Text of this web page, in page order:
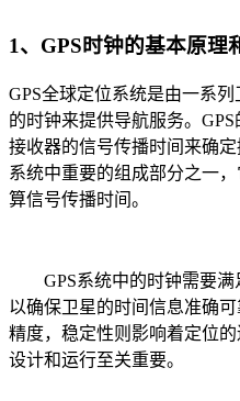
1、GPS时钟的基本原理
GPS全球定位系统是由一系
的时钟来提供导航服务。
接收器的信号传播时间来确
系统中重要的组成部分之一
算信号传播时间。
GPS系统中的时钟需要满
以确保卫星的时间信息准确
精度，稳定性则影响着定位
设计和运行至关重要。